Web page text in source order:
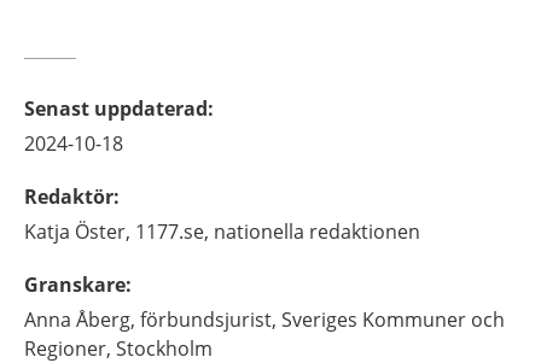
Senast uppdaterad:
2024-10-18
Redaktör:
Katja Öster, 1177.se, nationella redaktionen
Granskare:
Anna Åberg, förbundsjurist, Sveriges Kommuner och
Regioner, Stockholm